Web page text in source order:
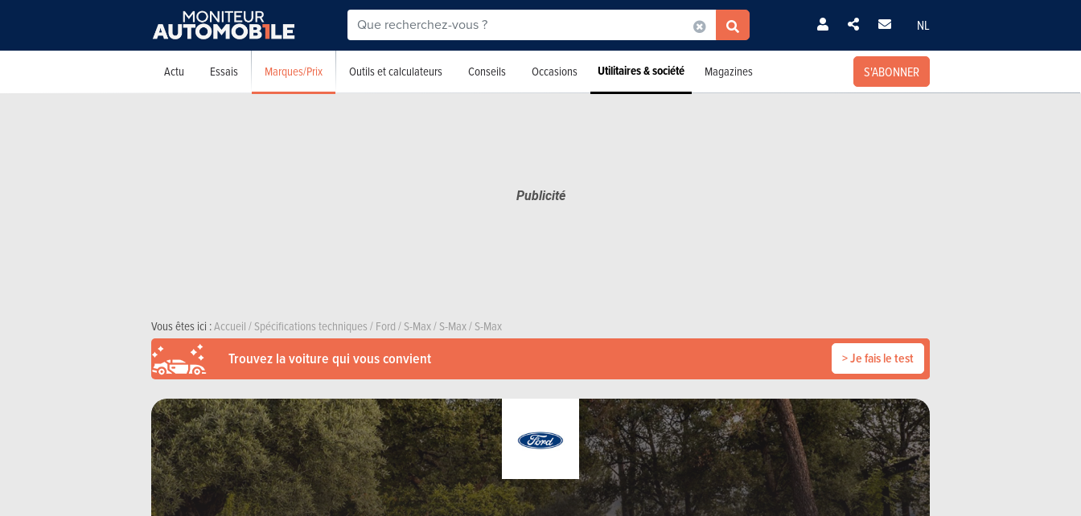
NL
Actu Essais Marques/Prix Outils et calculateurs Conseils Occasions Utilitaires & société Magazines S'ABONNER
Vous êtes ici :Accueil/Spécifications techniques/Ford/S-Max/S-Max/S-Max
Trouvez la voiture qui vous convient > Je fais le test